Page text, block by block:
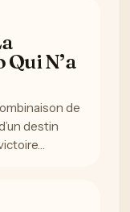
N’a
de
destin